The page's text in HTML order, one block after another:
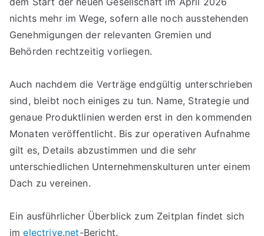
nichts mehr im Wege, sofern alle noch ausstehenden
Genehmigungen der relevanten Gremien und
Behörden rechtzeitig vorliegen.
Auch nachdem die Verträge endgültig unterschrieben
sind, bleibt noch einiges zu tun. Name, Strategie und
genaue Produktlinien werden erst in den kommenden
Monaten veröffentlicht. Bis zur operativen Aufnahme
gilt es, Details abzustimmen und die sehr
unterschiedlichen Unternehmenskulturen unter einem
Dach zu vereinen.
Ein ausführlicher Überblick zum Zeitplan findet sich
imelectrive.net-Bericht.